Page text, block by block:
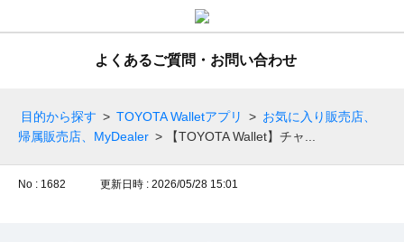
よくあるご質問・お問い合わせ
目的から探す > TOYOTA Walletアプリ > お気に入り販売店、
帰属販売店、MyDealer > 【TOYOTA Wallet】チャ...
No : 1682 更新日時 : 2026/05/28 15:01